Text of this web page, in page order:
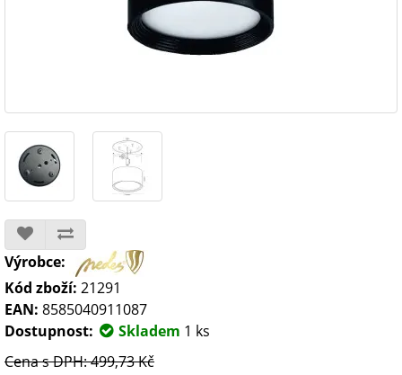
Výrobce:
Kód zboží: 21291
EAN: 8585040911087
Dostupnost:
Skladem 1 ks
Cena s DPH: 499,73 Kč